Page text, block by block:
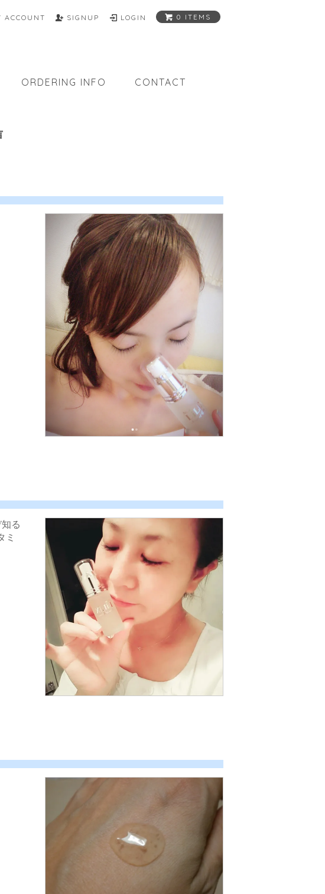
ACCOUNT SIGNUP LOGIN 0 ITEMS
ORDERING INFO CONTACT
る
ミ